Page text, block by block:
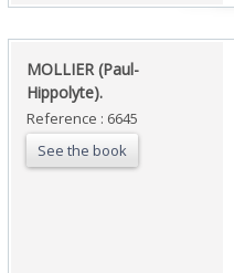
‎MOLLIER (Paul-
Hippolyte).‎
Reference : 6645
See the book